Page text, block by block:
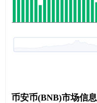
币安币(BNB)市场信息